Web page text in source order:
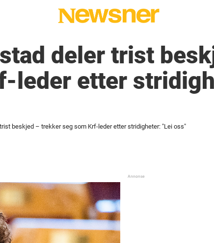
deler trist
leder etter
beskjed – trekker seg som Krf-leder etter stridigheter: "Lei oss"